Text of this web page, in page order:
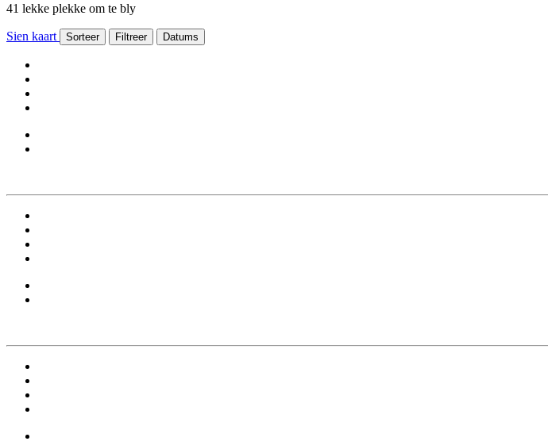
41 lekke plekke om te bly
Sien kaart Sorteer Filtreer Datums